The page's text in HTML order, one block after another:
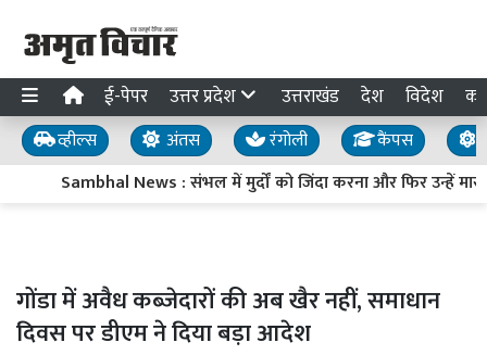
ई-पेपर उत्तर प्रदेश उत्तराखंड देश विदेश
व्हील्स अंतस रंगोली कैंपस
Sambhal News : संभल में मुर्दों को जिंदा करना और फिर उन्हें
गोंडा में अवैध कब्जेदारों की अब खैर नहीं, समाधान
दिवस पर डीएम ने दिया बड़ा आदेश